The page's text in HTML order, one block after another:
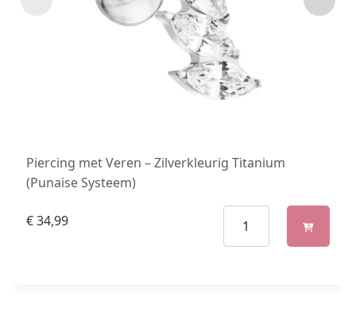
Piercing met Veren – Zilverkleurig Titanium
(Punaise Systeem)
€34,99